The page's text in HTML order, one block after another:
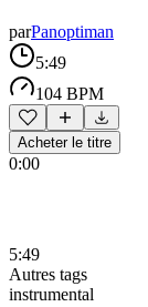
parPanoptiman
5:49
104 BPM
Acheter le titre
0:00
5:49
Autres tags
instrumental